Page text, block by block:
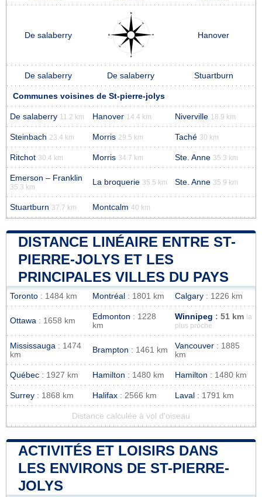
De salaberry Hanover
De salaberry De salaberry Stuartburn
Communes voisines de St-pierre-jolys
De salaberry 11.2 km Hanover 14.4 km Niverville 18.9 km
Steinbach 23.4 km Morris 29.5 km Taché 30 km
Ritchot 30.4 km Morris 34.7 km Ste. Anne 35.3 km
Emerson – Franklin
35.3 km
La broquerie 35.5 km Ste. Anne 35.9 km
Stuartburn 37.7 km Montcalm 40 km
DISTANCE LINÉAIRE ENTRE ST-
PIERRE-JOLYS ET LES
PRINCIPALES VILLES DU PAYS
Toronto : 1484 km Montréal : 1801 km Calgary : 1226 km
Ottawa : 1658 km Edmonton : 1228
km
Winnipeg : 51 km
la
plus proche
Mississauga : 1474
km
Brampton : 1461 km Vancouver : 1885
km
Québec : 1927 km Hamilton : 1480 km Hamilton : 1480 km
Surrey : 1868 km Halifax : 2566 km Laval : 1791 km
Distance calculée à vol d'oiseau
ACTIVITÉS ET LOISIRS DANS
LES ENVIRONS DE ST-PIERRE-
JOLYS